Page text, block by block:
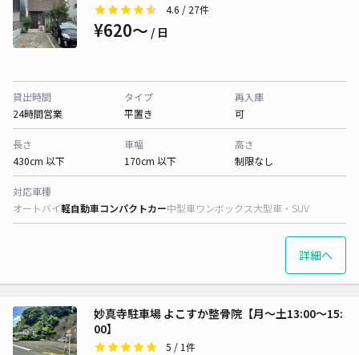
4.6 / 27件
¥620〜 / 日
貸出時間
24時間営業
タイプ
平置き
再入庫
可
長さ
430cm 以下
車幅
170cm 以下
高さ
制限なし
対応車種
オートバイ軽自動車コンパクトカー中型車ワンボックス大型車・SUV
詳細へ
妙真寺駐車場 よこすか整骨院【月～土13:00～15:
00】
5 / 1件